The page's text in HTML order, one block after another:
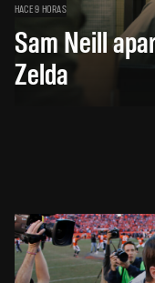
HACE 9 HORAS
Sam Neill
Zelda